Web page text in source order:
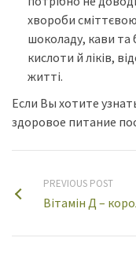
хвороби
шоколаду, кави та
кислоти й ліків,
житті.
Если Вы хотите
здоровое питание
PREVIOUS POST
Вітамін Д –